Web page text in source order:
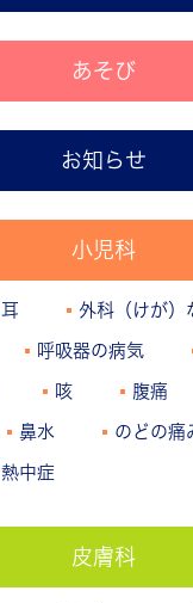
あそび
お知らせ
小児科
耳 外科（けが）
呼吸器の病気
咳 腹痛
鼻水 のどの痛
熱中症
皮膚科